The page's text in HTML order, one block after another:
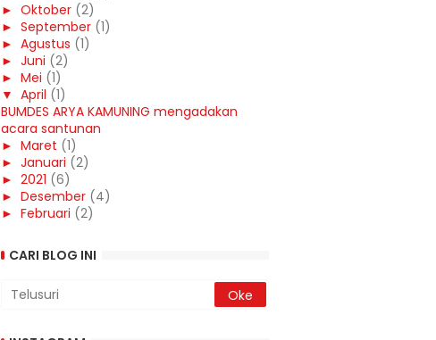
► Oktober (2)
► September (1)
► Agustus (1)
► Juni (2)
► Mei (1)
▼ April (1)
BUMDES ARYA KAMUNING mengadakan
acara santunan
► Maret (1)
► Januari (2)
► 2021 (6)
► Desember (4)
► Februari (2)
CARI BLOG INI